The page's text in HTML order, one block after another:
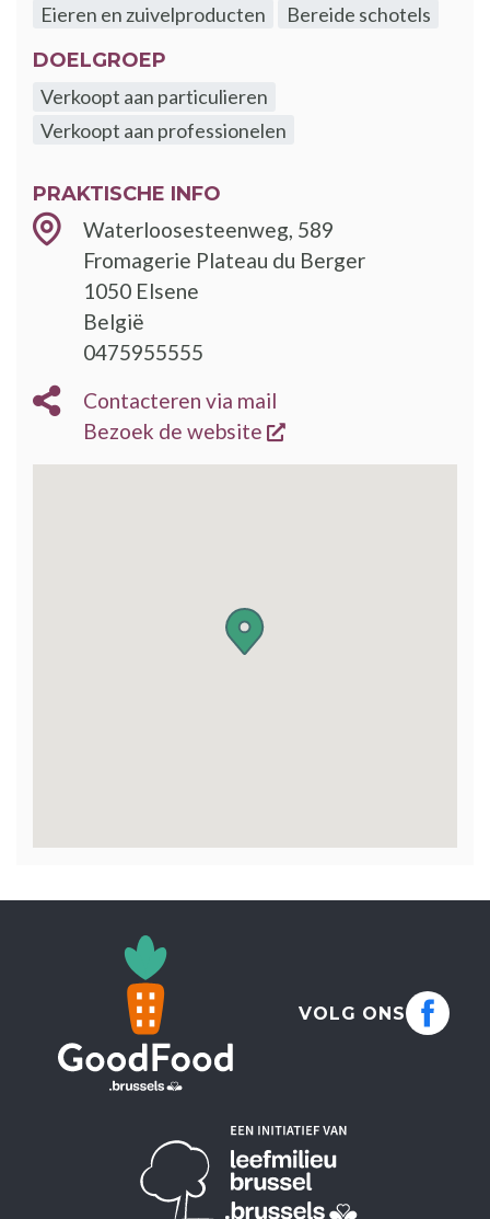
Eieren en zuivelproducten
Bereide schotels
DOELGROEP
Verkoopt aan particulieren
Verkoopt aan professionelen
PRAKTISCHE INFO
Waterloosesteenweg, 589
Fromagerie Plateau du Berger
1050 Elsene
België
0475955555
Contacteren via mail
Bezoek de website
opent een nieuw
VOLG ONS